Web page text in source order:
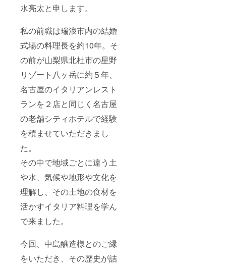
水亮太と申します。
私の前職は瑞浪市内の結婚
式場の料理長を約10年。そ
の前が山梨県北杜市の星野
リゾート八ヶ岳に約５年、
名古屋のイタリアンレスト
ランを２店と同じく名古屋
の老舗シティホテルで経験
を積ませていただきまし
た。
その中で地域ごとに違う土
や水、気候や地形や文化を
理解し、その土地の食材を
活かすイタリア料理を学ん
で来ました。
今回、中島醸造様とのご縁
をいただき、その歴史が詰